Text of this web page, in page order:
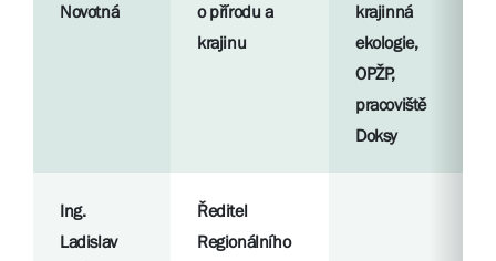
Novotná
o přírodu a
krajinu
krajinná
ekologie,
OPŽP,
pracoviště
Doksy
Ing.
Ladislav
Ředitel
Regionálního